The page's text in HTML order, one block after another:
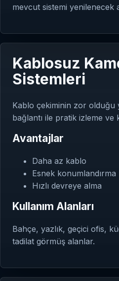
mevcut sistemi yenilenecek
Kablosuz
Sistemleri
Kablo çekiminin zor olduğu
bağlantı ile pratik izleme ve
Avantajlar
Daha az kablo
Esnek konumlandırma
Hızlı devreye alma
Kullanım Alanları
Bahçe, yazlık, geçici ofis,
tadilat görmüş alanlar.